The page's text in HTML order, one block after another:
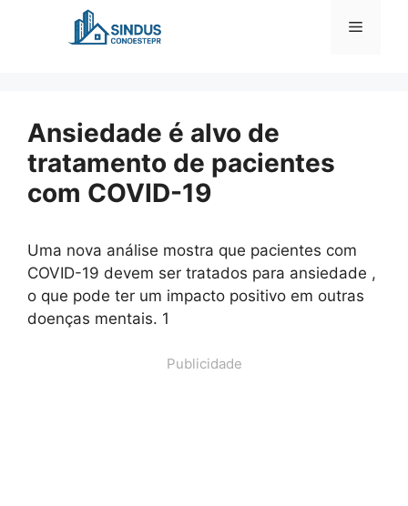
Menu
Ansiedade é alvo de
tratamento de pacientes
com COVID-19
Uma nova análise mostra que pacientes com
COVID-19 devem ser tratados para ansiedade ,
o que pode ter um impacto positivo em outras
doenças mentais. 1
Publicidade